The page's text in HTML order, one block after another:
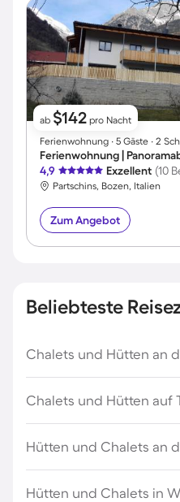
ab $142 pro Nacht
Ferienwohnung ∙ 5 Gäste ∙ 2
Ferienwohnung |
4,9
Exzellent (10
Partschins, Bozen, Italien
Zum Angebot
Beliebteste
Chalets und Hütten an
Chalets und Hütten auf
Hütten und Chalets an
Hütten und Chalets in